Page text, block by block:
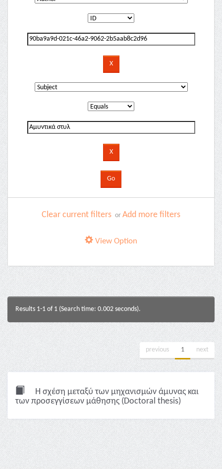
Clear current filters or Add more filters
View Option
Results 1-1 of 1 (Search time: 0.002 seconds).
previous 1 next
Η σχέση μεταξύ των μηχανισμών άμυνας και
των προσεγγίσεων μάθησης (Doctoral thesis)